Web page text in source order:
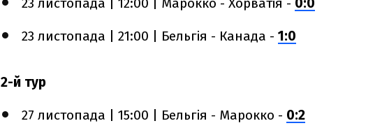
23 листопада | 21:00 | Бельгія - Канада - 1:0
2-й тур
27 листопада | 15:00 | Бельгія - Марокко - 0:2